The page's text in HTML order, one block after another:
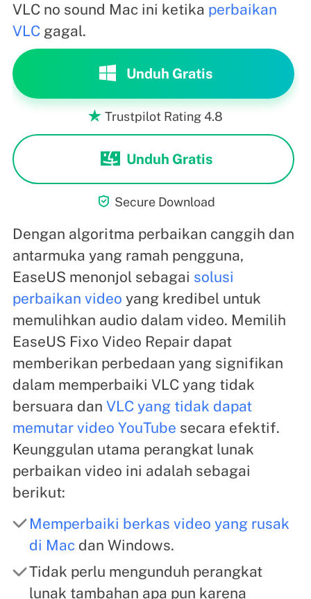
VLC no sound Mac ini ketika perbaikan
VLCgagal.
Unduh Gratis
 Trustpilot Rating 4.8
Unduh Gratis
 Secure Download
Dengan algoritma perbaikan canggih dan
antarmuka yang ramah pengguna,
EaseUS menonjol sebagai solusi
perbaikan video yang kredibel untuk
memulihkan audio dalam video. Memilih
EaseUS Fixo Video Repair dapat
memberikan perbedaan yang signifikan
dalam memperbaiki VLC yang tidak
bersuara dan VLC yang tidak dapat
memutar video YouTube secara efektif.
Keunggulan utama perangkat lunak
perbaikan video ini adalah sebagai
berikut:
Memperbaiki berkas video yang rusak
di Macdan Windows.
Tidak perlu mengunduh perangkat
lunak tambahan apa pun karena